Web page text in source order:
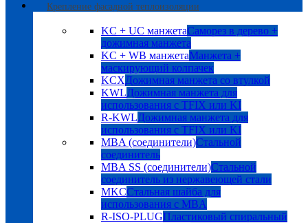
Крепление фасадной теплоизоляции
KC + UC манжетаСаморез в дерево +
дожимная манжета
KC + WB манжетаМанжета +
маскирующий колпачек
KCXДожимная манжета со втулкой
KWLДожимная манжета для
использования с TFIX или KI
R-KWLДожимная манжета для
использования с TFIX или KI
MBA (соединители)Стальной
соединитель
MBA SS (соединители)Стальной
соединитель из нержавеющей стали
MKCСтальная шайба для
использования с MBA
R-ISO-PLUGПластиковый спиральный